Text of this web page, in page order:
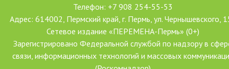
Телефон: +7 908 254-55-53
Адрес: 614002, Пермский край, г. Пермь, ул. Чернышевского,
Сетевое издание «ПЕРЕМЕНА-Пермь» (0+)
Зарегистрировано Федеральной службой по надзору в
связи, информационных технологий и массовых